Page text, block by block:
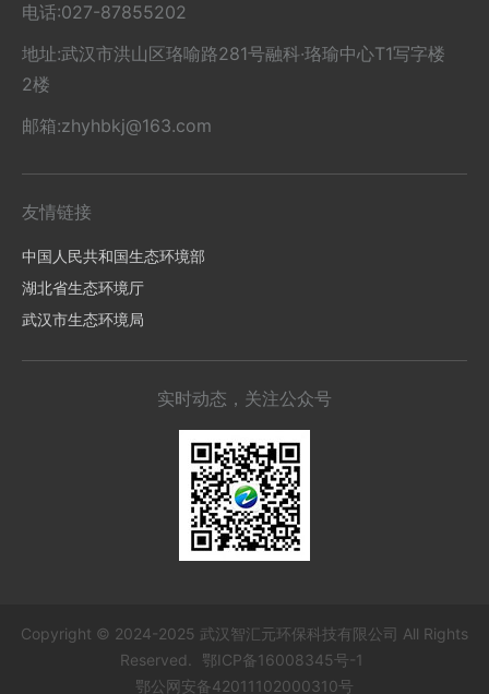
电话:027-87855202
地址:武汉市洪山区珞喻路281号融科·珞瑜中心T1写字楼
2楼
邮箱:zhyhbkj@163.com
友情链接
中国人民共和国生态环境部
湖北省生态环境厅
武汉市生态环境局
实时动态，关注公众号
Copyright © 2024-2025 武汉智汇元环保科技有限公司 All Rights
Reserved.
鄂ICP备16008345号-1
鄂公网安备42011102000310号